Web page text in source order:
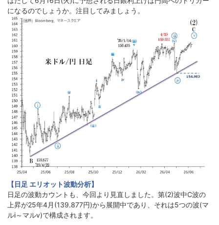
になるのでしょうか。注目してみましょう。
【日足 エリオット波動分析】
日足の波動カウントも、今回より見直しました。第(2)波中C波の
上昇が25年4月(139.877円)から展開中であり、それは5つの波(マ
ルi～マルv)で構成されます。